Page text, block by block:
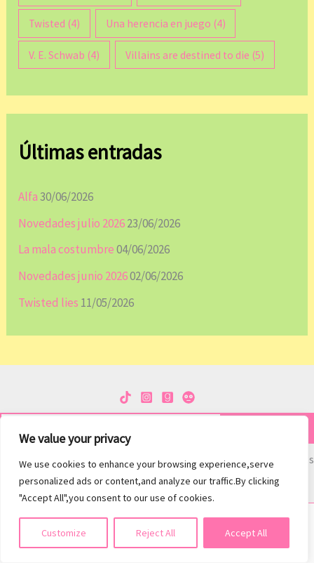
We value your privacy
We use cookies to enhance your browsing experience,serve
personalized ads or content,and analyze our traffic.By clicking
"Accept All",you consent to our use of cookies.
Customize Reject All Accept All
Twisted (4) Una herencia en juego (4)
V. E. Schwab (4) Villains are destined to die (5)
Últimas entradas
Alfa30/06/2026
Novedades julio 202623/06/2026
La mala costumbre04/06/2026
Novedades junio 202602/06/2026
Twisted lies 11/05/2026
Escribe tu email…
Únete a otros 42 suscriptores
Aviso legal
Suscribirse